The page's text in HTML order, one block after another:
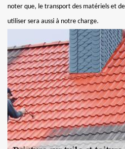
noter que, le transport des matériels et
utiliser sera aussi à notre charge.